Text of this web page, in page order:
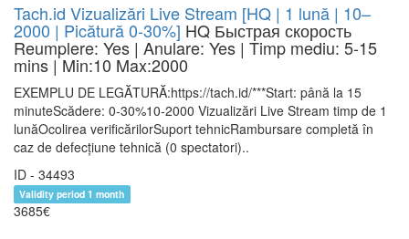
Tach.id Vizualizări Live Stream [HQ | 1 lună | 10–
2000 | Picătură 0-30%] HQ Быстрая скорость
Reumplere: Yes | Anulare: Yes | Timp mediu: 5-15
mins | Min:10 Max:2000
EXEMPLU DE LEGĂTURĂ:https://tach.id/***Start: până la 15
minuteScădere: 0-30%10-2000 Vizualizări Live Stream timp de 1
lunăOcolirea verificărilorSuport tehnicRambursare completă în
caz de defecțiune tehnică (0 spectatori)..
ID - 34493
Validity period 1 month
3685€